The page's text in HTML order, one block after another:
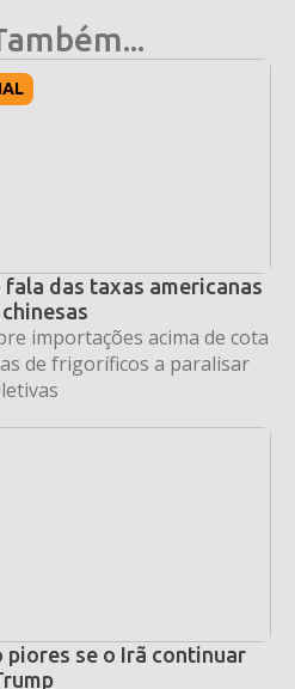
das taxas americanas
importações acima de cota
de frigoríficos a paralisar
se o Irã continuar